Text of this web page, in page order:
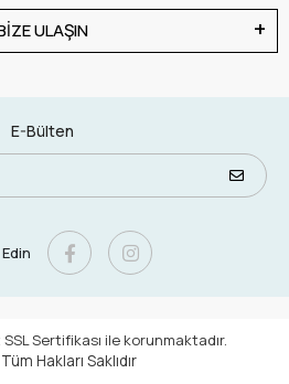
ULAŞIN
E-Bülten
Sertifikası ile korunmaktadır.
Tüm Hakları Saklıdır